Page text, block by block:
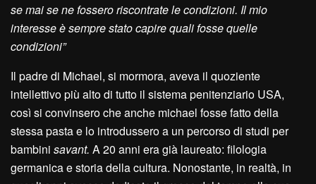
se mai se ne fossero riscontrate le condizioni. Il mio
interesse è sempre stato capire quali fosse quelle
condizioni”
Il padre di Michael, si mormora, aveva il quoziente
intellettivo più alto di tutto il sistema penitenziario USA,
così si convinsero che anche michael fosse fatto della
stessa pasta e lo introdussero a un percorso di studi per
bambini savant. A 20 anni era già laureato: filologia
germanica e storia della cultura. Nonostante, in realtà, in